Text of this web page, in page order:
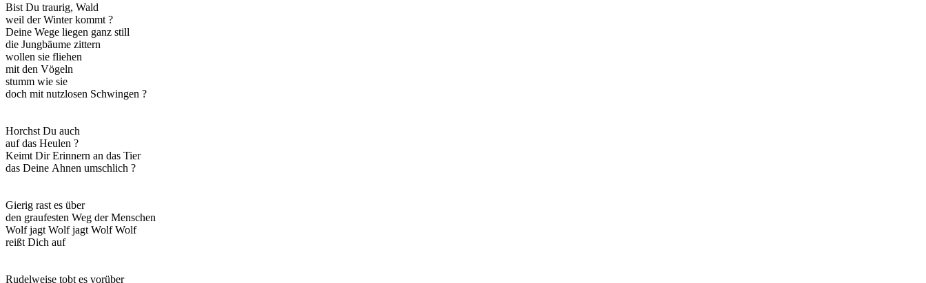
Bist Du traurig, Wald
weil der Winter kommt ?
Deine Wege liegen ganz still
die Jungbäume zittern
wollen sie fliehen
mit den Vögeln
stumm wie sie
doch mit nutzlosen Schwingen ?
Horchst Du auch
auf das Heulen ?
Keimt Dir Erinnern an das Tier
das Deine Ahnen umschlich ?
Gierig rast es über
den graufesten Weg der Menschen
Wolf jagt Wolf jagt Wolf Wolf
reißt Dich auf
Rudelweise tobt es vorüber